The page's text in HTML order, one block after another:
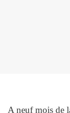
A neuf mois de